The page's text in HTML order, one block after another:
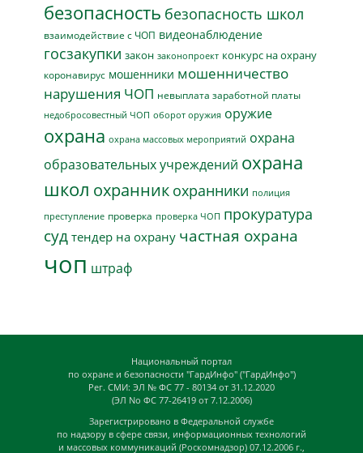
безопасность безопасность школ
взаимодействие с ЧОП видеонаблюдение
госзакупки закон законопроект конкурс на охрану
коронавирус мошенники мошенничество
нарушения ЧОП невыплата заработной платы
недобросовестный ЧОП оборот оружия оружие
охрана охрана массовых мероприятий охрана
образовательных учреждений охрана
школ охранник охранники полиция
преступление проверка проверка ЧОП прокуратура
суд тендер на охрану частная охрана
чоп штраф
Национальный портал
по охране и безопасности "ГардИнфо" ("ГардИнфо")
Рег. СМИ: ЭЛ № ФС 77 - 80134 от 31.12.2020
(ЭЛ No ФС 77-26419 от 7.12.2006)
Зарегистрировано в Федеральной службе
по надзору в сфере связи, информационных технологий
и массовых коммуникаций (Роскомнадзор) 07.12.2006 г.,